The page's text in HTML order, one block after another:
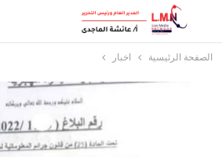
الصفحة الرئيسية اخبار